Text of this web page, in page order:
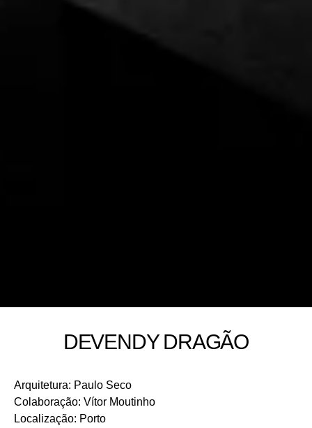
DEVENDY DRAGÃO
Arquitetura: Paulo Seco
Colaboração: Vítor Moutinho
Localização: Porto